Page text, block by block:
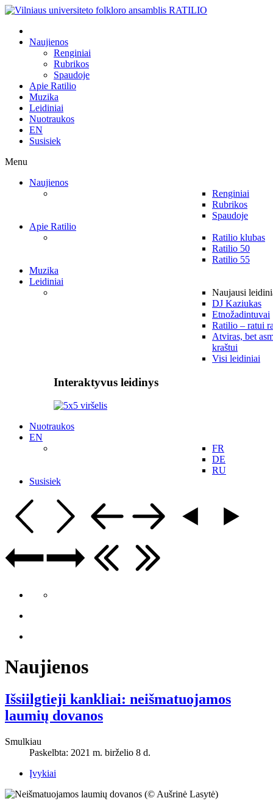
Naujienos
Renginiai
Rubrikos
Spaudoje
Apie Ratilio
Muzika
Leidiniai
Nuotraukos
EN
Susisiek
Menu
Naujienos
Renginiai
Rubrikos
Spaudoje
Apie Ratilio
Ratilio klubas
Ratilio 50
Ratilio 55
Muzika
Leidiniai
Naujausi
DJ Kaziukas
Etnožadintuvai
Ratilio – ratui
Atviras, bet
kraštui
Visi leidiniai
Interaktyvus leidinys
Nuotraukos
EN
FR
DE
RU
Susisiek
Naujienos
Išsiilgtieji kankliai: neišmatuojamos
laumių dovanos
Smulkiau
Paskelbta: 2021 m. birželio 8 d.
Įvykiai